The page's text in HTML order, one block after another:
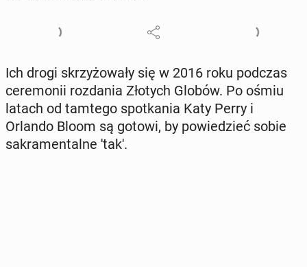
Ich drogi skrzy­żo­wa­ły się w 2016 roku podczas
ce­re­mo­nii roz­da­nia Złotych Globów. Po ośmiu
latach od tamtego spo­tka­nia Katy Perry i
Orlando Bloom są gotowi, by po­wie­dzieć sobie
sa­kra­men­tal­ne 'tak'.